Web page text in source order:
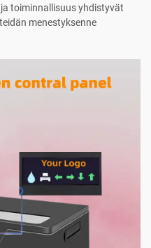
toiminnallisuus yhdistyvät
menestyksenne